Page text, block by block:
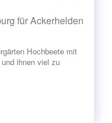
für Ackerhelden
Hochbeete mit
ihnen viel zu